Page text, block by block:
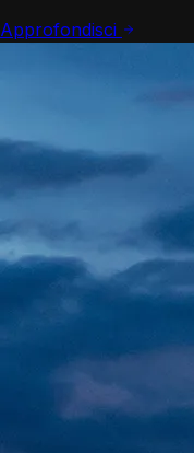
Approfondisci